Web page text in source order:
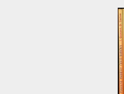
Přidáno do